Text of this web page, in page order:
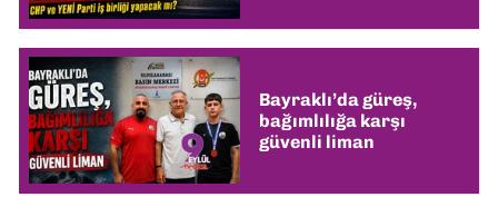
Bayraklı’da güreş,
bağımlılığa karşı
güvenli liman